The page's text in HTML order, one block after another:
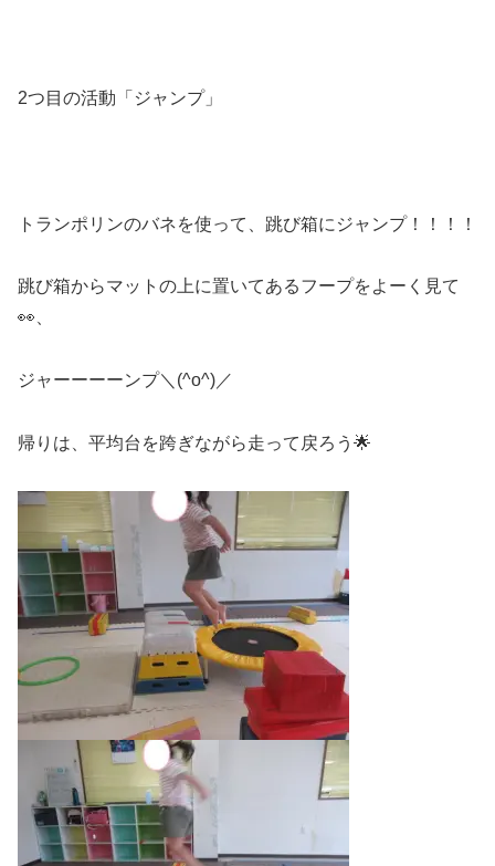
2つ目の活動「ジャンプ」
トランポリンのバネを使って、跳び箱にジャンプ！！！！
跳び箱からマットの上に置いてあるフープをよーく見て
👀、
ジャーーーーンプ＼(^o^)／
帰りは、平均台を跨ぎながら走って戻ろう🌟